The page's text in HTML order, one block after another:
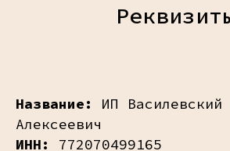
Название:
ИП Василевский
Алексеевич
ИНН:
772070499165